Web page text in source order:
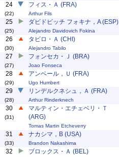
24
(22)
フィス・Ａ (FRA)
Arthur Fils
25
(25)
ダビドビッチ フォキナ，A (ESP)
Alejandro Davidovich Fokina
26
(30)
タビロ・Ａ (CHI)
Alejandro Tabilo
27
(27)
フォンセカ・Ｊ (BRA)
Joao Fonseca
28
(29)
アンベール，Ｕ (FRA)
Ugo Humbert
29
(28)
リンデルクネシュ，Ａ (FRA)
Arthur Rinderknech
30
(31)
マルティン・エチェベリ・Ｔ
(ARG)
Tomas Martin Etcheverry
31
(33)
ナカシマ，B (USA)
Brandon Nakashima
32 ブロックス・Ａ (BEL)